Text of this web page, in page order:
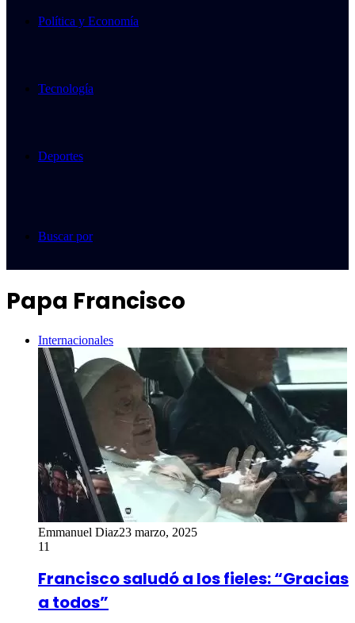
Política y Economía
Tecnología
Deportes
Buscar por
Papa Francisco
Internacionales
Emmanuel Diaz23 marzo, 2025
11
Francisco saludó a los fieles: “Gracias
a todos”